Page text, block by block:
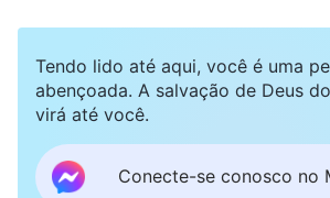
Por favor, ilumina-me e guia-
Chen Xiao se lembrou de uma
palavras de Deus: “
Deus faz nas pessoas,
Tendo lido até aqui, você é uma
abençoada. A salvação de Deus
virá até você.
Conecte-se conosco no